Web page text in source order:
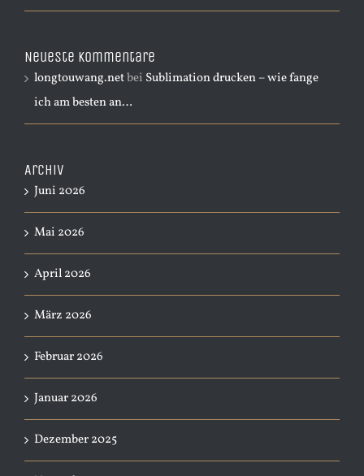
Neueste Kommentare
longtouwang.netbei Sublimation drucken – wie fange
ich am besten an…
Archiv
Juni 2026
Mai 2026
April 2026
März 2026
Februar 2026
Januar 2026
Dezember 2025